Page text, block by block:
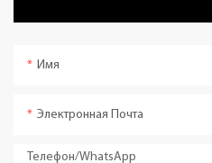
Имя
Электронная Почта
Телефон/WhatsApp